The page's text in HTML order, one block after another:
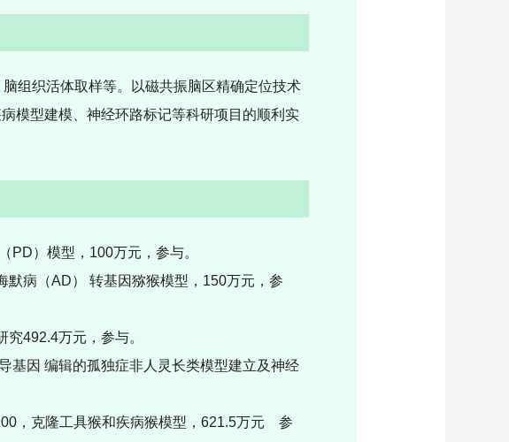
组织活体取样等。以磁共振脑区精确定位技术
模型建模、神经环路标记等科研项目的顺利实
PD）模型， 100万元，参与。
默病（AD） 转基因猕猴模型， 150万元，参
究492.4万元，参与。
基因 编辑的孤独症非人灵长类模型建立及神经
，克隆工具猴和疾病猴模型， 621.5万元
参